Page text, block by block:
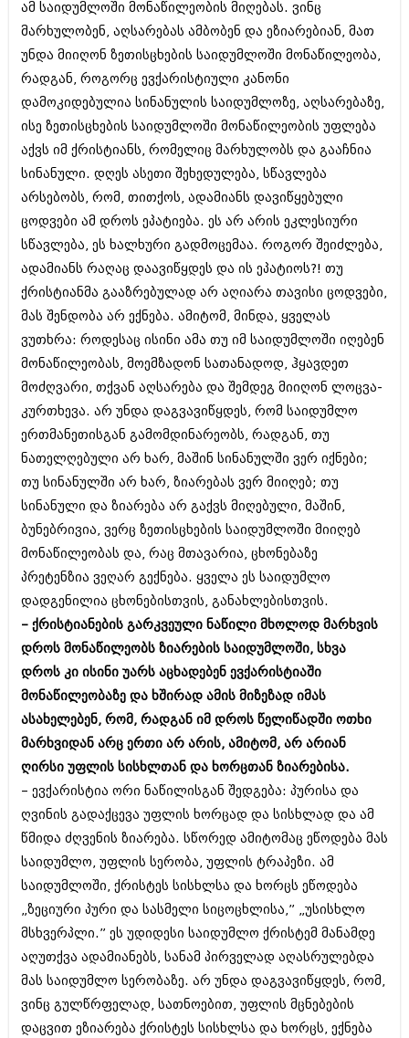
დეკემბერი 2009 (510)
ნოემბერი 2009 (308)
ოქტომბერი 2009 (382)
სექტემბერი 2009 (541)
აგვისტო 2009 (14)
ივლისი 2009 (118)
თებერვალი 0216 (1)
დეკემბერი 0215 (1)
ოქტომბერი 0215 (1)
აგვისტო 0215 (2)
აგვისტო 0212 (1)
ივნისი 0212 (2)
ამ საიდუმლოში მონაწილეობის მიღებას. ვინც
მარხულობენ, აღსარებას ამბობენ და ეზიარებიან, მათ
უნდა მიიღონ ზეთისცხების საიდუმლოში მონაწილეობა,
რადგან, როგორც ევქარისტიული კანონი
დამოკიდებულია სინანულის საიდუმლოზე, აღსარებაზე,
ისე ზეთისცხების საიდუმლოში მონაწილეობის უფლება
აქვს იმ ქრისტიანს, რომელიც მარხულობს და გააჩნია
სინანული. დღეს ასეთი შეხედულება, სწავლება
არსებობს, რომ, თითქოს, ადამიანს დავიწყებული
ცოდვები ამ დროს ეპატიება. ეს არ არის ეკლესიური
სწავლება, ეს ხალხური გადმოცემაა. როგორ შეიძლება,
ადამიანს რაღაც დაავიწყდეს და ის ეპატიოს?! თუ
ქრისტიანმა გააზრებულად არ აღიარა თავისი ცოდვები,
მას შენდობა არ ექნება. ამიტომ, მინდა, ყველას
ვუთხრა: როდესაც ისინი ამა თუ იმ საიდუმლოში იღებენ
მონაწილეობას, მოემზადონ სათანადოდ, ჰყავდეთ
მოძღვარი, თქვან აღსარება და შემდეგ მიიღონ ლოცვა-
კურთხევა. არ უნდა დაგვავიწყდეს, რომ საიდუმლო
ერთმანეთისგან გამომდინარეობს, რადგან, თუ
ნათელღებული არ ხარ, მაშინ სინანულში ვერ იქნები;
თუ სინანულში არ ხარ, ზიარებას ვერ მიიღებ; თუ
სინანული და ზიარება არ გაქვს მიღებული, მაშინ,
ბუნებრივია, ვერც ზეთისცხების საიდუმლოში მიიღებ
მონაწილეობას და, რაც მთავარია, ცხონებაზე
პრეტენზია ვეღარ გექნება. ყველა ეს საიდუმლო
დადგენილია ცხონებისთვის, განახლებისთვის.
– ქრისტიანების გარკვეული ნაწილი მხოლოდ მარხვის
დროს მონაწილეობს ზიარების საიდუმლოში, სხვა
დროს კი ისინი უარს აცხადებენ ევქარისტიაში
მონაწილეობაზე და ხშირად ამის მიზეზად იმას
ასახელებენ, რომ, რადგან იმ დროს წელიწადში ოთხი
მარხვიდან არც ერთი არ არის, ამიტომ, არ არიან
ღირსი უფლის სისხლთან და ხორცთან ზიარებისა.
– ევქარისტია ორი ნაწილისგან შედგება: პურისა და
ღვინის გადაქცევა უფლის ხორცად და სისხლად და ამ
წმიდა ძღვენის ზიარება. სწორედ ამიტომაც ეწოდება მას
საიდუმლო, უფლის სერობა, უფლის ტრაპეზი. ამ
საიდუმლოში, ქრისტეს სისხლსა და ხორცს ეწოდება
„ზეციური პური და სასმელი სიცოცხლისა,” „უსისხლო
მსხვერპლი.” ეს უდიდესი საიდუმლო ქრისტემ მანამდე
აღუთქვა ადამიანებს, სანამ პირველად აღასრულებდა
მას საიდუმლო სერობაზე. არ უნდა დაგვავიწყდეს, რომ,
ვინც გულწრფელად, სათნოებით, უფლის მცნებების
დაცვით ეზიარება ქრისტეს სისხლსა და ხორცს, ექნება